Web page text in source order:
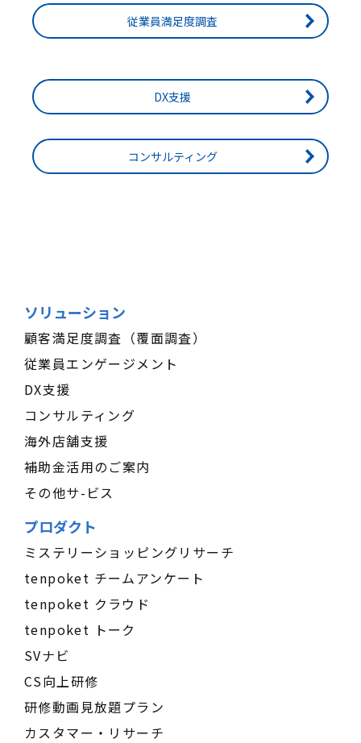
従業員満足度調査
DX支援
コンサルティング
ソリューション
顧客満足度調査（覆面調査）
従業員エンゲージメント
DX支援
コンサルティング
海外店舗支援
補助金活用のご案内
その他サ-ビス
プロダクト
ミステリーショッピングリサーチ
tenpoket チームアンケート
tenpoket クラウド
tenpoket トーク
SVナビ
CS向上研修
研修動画見放題プラン
カスタマー・リサーチ